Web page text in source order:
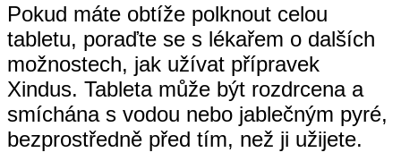
Pokud máte obtíže polknout celou
tabletu, poraďte se s lékařem o dalších
možnostech, jak užívat přípravek
Xindus. Tableta může být rozdrcena a
smíchána s vodou nebo jablečným pyré,
bezprostředně před tím, než ji užijete.